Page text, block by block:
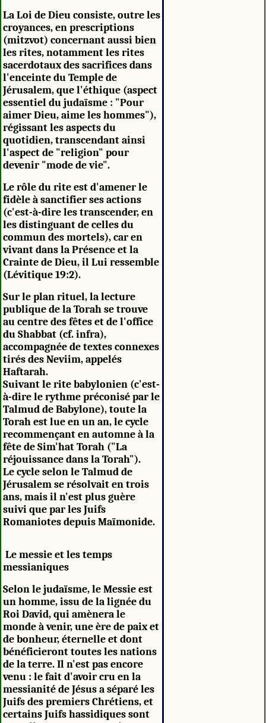
La Loi de Dieu consiste, outre les
croyances, en prescriptions
(mitzvot) concernant aussi bien
les rites, notamment les rites
sacerdotaux des sacrifices dans
l'enceinte du Temple de
Jérusalem, que l'éthique (aspect
essentiel du judaïsme : "Pour
aimer Dieu, aime les hommes"),
régissant les aspects du
quotidien, transcendant ainsi
l'aspect de "religion" pour
devenir "mode de vie".
Le rôle du rite est d'amener le
fidèle à sanctifier ses actions
(c'est-à-dire les transcender, en
les distinguant de celles du
commun des mortels), car en
vivant dans la Présence et la
Crainte de Dieu, il Lui ressemble
(Lévitique 19:2).
Sur le plan rituel, la lecture
publique de la Torah se trouve
au centre des fêtes et de l'office
du Shabbat (cf. infra),
accompagnée de textes connexes
tirés des Neviim, appelés
Haftarah.
Suivant le rite babylonien (c'est-
à-dire le rythme préconisé par le
Talmud de Babylone), toute la
Torah est lue en un an, le cycle
recommençant en automne à la
fête de Sim'hat Torah ("La
réjouissance dans la Torah").
Le cycle selon le Talmud de
Jérusalem se résolvait en trois
ans, mais il n'est plus guère
suivi que par les Juifs
Romaniotes depuis Maïmonide.
Le messie et les temps
messianiques
Selon le judaïsme, le Messie est
un homme, issu de la lignée du
Roi David, qui amènera le
monde à venir, une ère de paix et
de bonheur, éternelle et dont
bénéficieront toutes les nations
de la terre. Il n'est pas encore
venu : le fait d'avoir cru en la
messianité de Jésus a séparé les
Juifs des premiers Chrétiens, et
certains Juifs hassidiques sont